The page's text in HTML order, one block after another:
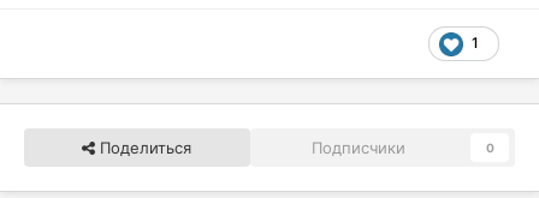
1
Поделиться Подписчики 0